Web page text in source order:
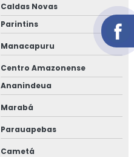
Caldas Novas
Parintins
Manacapuru
Centro Amazonense
Ananindeua
Marabá
Parauapebas
Cametá